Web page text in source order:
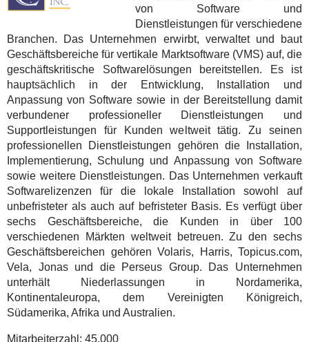
von Software und
Dienstleistungen für verschiedene
Branchen. Das Unternehmen erwirbt, verwaltet und baut
Geschäftsbereiche für vertikale Marktsoftware (VMS) auf, die
geschäftskritische Softwarelösungen bereitstellen. Es ist
hauptsächlich in der Entwicklung, Installation und
Anpassung von Software sowie in der Bereitstellung damit
verbundener professioneller Dienstleistungen und
Supportleistungen für Kunden weltweit tätig. Zu seinen
professionellen Dienstleistungen gehören die Installation,
Implementierung, Schulung und Anpassung von Software
sowie weitere Dienstleistungen. Das Unternehmen verkauft
Softwarelizenzen für die lokale Installation sowohl auf
unbefristeter als auch auf befristeter Basis. Es verfügt über
sechs Geschäftsbereiche, die Kunden in über 100
verschiedenen Märkten weltweit betreuen. Zu den sechs
Geschäftsbereichen gehören Volaris, Harris, Topicus.com,
Vela, Jonas und die Perseus Group. Das Unternehmen
unterhält Niederlassungen in Nordamerika,
Kontinentaleuropa, dem Vereinigten Königreich,
Südamerika, Afrika und Australien.
Mitarbeiterzahl: 45.000